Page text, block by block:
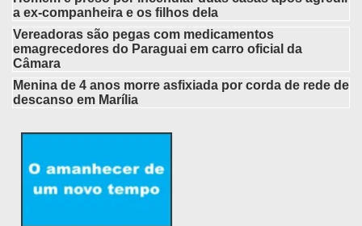
a ex-companheira e os filhos dela
Vereadoras são pegas com medicamentos
emagrecedores do Paraguai em carro oficial da
Câmara
Menina de 4 anos morre asfixiada por corda de rede de
descanso em Marília